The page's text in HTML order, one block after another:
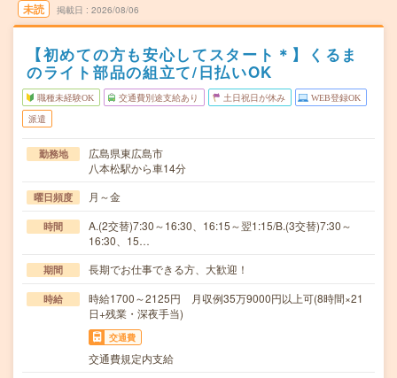
未読 掲載日 2026/08/06
【初めての方も安心してスタート＊】くるま
のライト部品の組立て/日払いOK
職種未経験OK 交通費別途支給あり 土日祝日が休み WEB登録OK
派遣
勤務地
広島県東広島市
八本松駅から車14分
曜日頻度 月～金
時間
A.(2交替)7:30～16:30、16:15～翌1:15/B.(3交替)7:30～
16:30、15…
期間 長期でお仕事できる方、大歓迎！
時給
時給1700～2125円 月収例35万9000円以上可(8時間×21
日+残業・深夜手当)
交通費
交通費規定内支給